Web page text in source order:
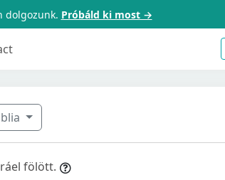
dolgozunk. Próbáld ki most →
fölött.